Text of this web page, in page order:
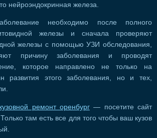
нейроэндокринная железа.
необходимо после полного
железы и сначала проверяют
железы с помощью УЗИ обследования,
причину заболевания и проводят
которое направлено не только на
развития этого заболевания, но и тех,
кузовной ремонт оренбург— посетите сайт
там есть все для того чтобы ваш кузов